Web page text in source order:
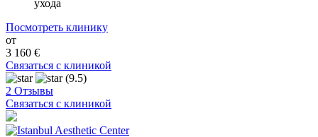
ухода
Посмотреть клинику
от
3 160 €
Связаться с клиникой
(9.5)
2 Отзывы
Связаться с клиникой